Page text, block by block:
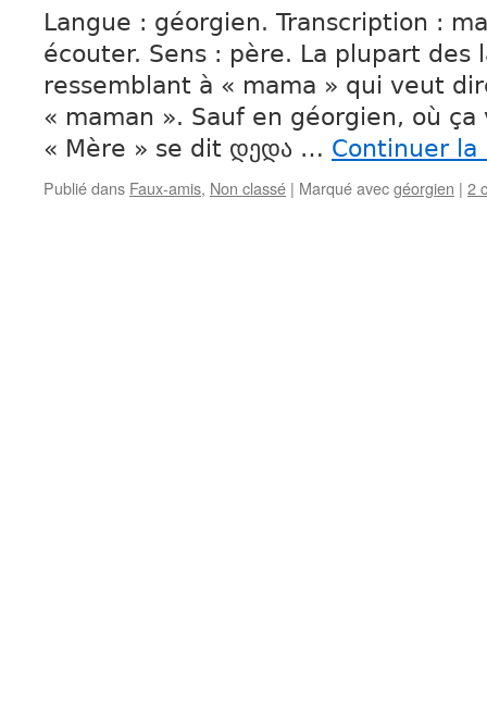
Langue : géorgien. Transcription :
écouter. Sens : père. La plupart des
ressemblant à « mama » qui veut
« maman ». Sauf en géorgien, où
« Mère » se dit დედა … Continuer
Publié dans Faux-amis, Non classé | Marqué avecgéorgien | 2